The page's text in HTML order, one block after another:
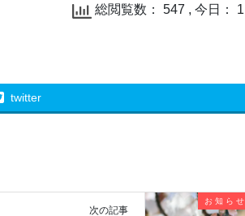
総閲覧数： 547 , 今日： 1
twitter
お 知 ら せ
次の記事